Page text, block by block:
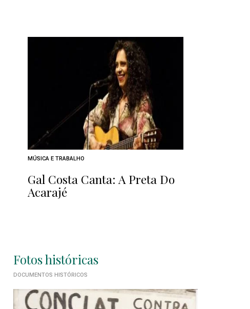
MÚSICA E TRABALHO
Gal Costa Canta: A Preta Do
Acarajé
Fotos históricas
DOCUMENTOS HISTÓRICOS